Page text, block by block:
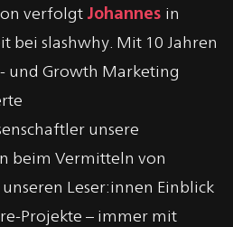
verfolgt Johannes in
bei slashwhy. Mit 10 Jahren
und Growth Marketing
unsere
beim Vermitteln von
Leser:innen Einblick
Projekte – immer mit